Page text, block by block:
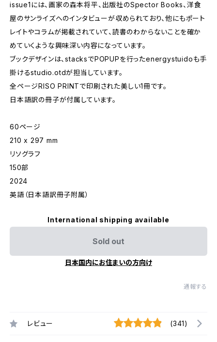
issue1には、画家の森本将平、出版社のSpector Books、洋食
屋のサンライズへのインタビューが収められており、他にもポート
レイトやコラムが掲載されていて、読書のわからないことを確か
めていくような興味深い内容になっています。
ブックデザインは、stacksでPOPUPを行ったenergystuidoも手
掛けるstudio.otdが担当しています。
全ページRISO PRINTで印刷された美しい1冊です。
日本語訳の冊子が付属しています。
60ページ
210 x 297 mm
リソグラフ
150部
2024
英語（日本語訳冊子附属）
International shipping available
Sold out
日本国内にお住まいの方向け
通報する
レビュー (341)